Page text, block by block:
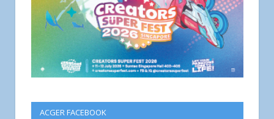
ACGER FACEBOOK